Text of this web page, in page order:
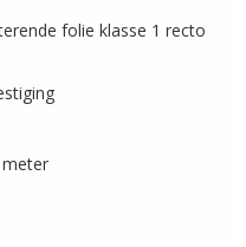
folie klasse 1 recto